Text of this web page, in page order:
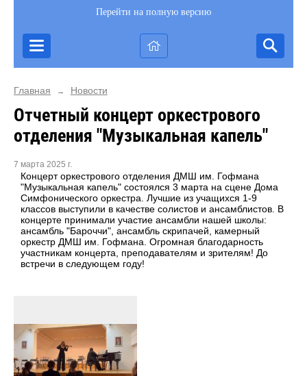
Перейти на полную версию
Главная → Новости
Отчетный концерт оркестрового
отделения "Музыкальная капель"
7 марта 2025 г.
Концерт оркестрового отделения ДМШ им. Гофмана
"Музыкальная капель" состоялся 3 марта на сцене Дома
Симфонического оркестра. Лучшие из учащихся 1-9
классов выступили в качестве солистов и ансамблистов. В
концерте принимали участие ансамбли нашей школы:
ансамбль "Бароччи", ансамбль скрипачей, камерный
оркестр ДМШ им. Гофмана. Огромная благодарность
участникам концерта, преподавателям и зрителям! До
встречи в следующем году!